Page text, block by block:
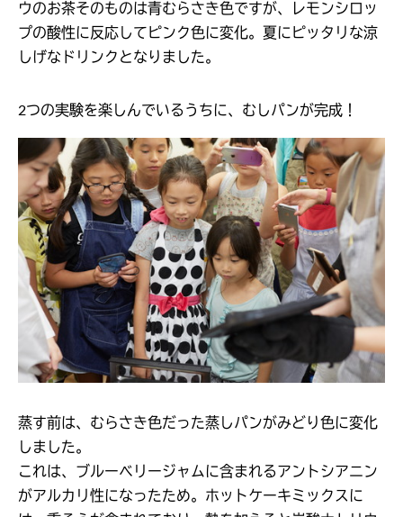
ウのお茶そのものは青むらさき色ですが、レモンシロッ
プの酸性に反応してピンク色に変化。夏にピッタリな涼
しげなドリンクとなりました。
2つの実験を楽しんでいるうちに、むしパンが完成！
蒸す前は、むらさき色だった蒸しパンがみどり色に変化
しました。
これは、ブルーベリージャムに含まれるアントシアニン
がアルカリ性になったため。ホットケーキミックスに